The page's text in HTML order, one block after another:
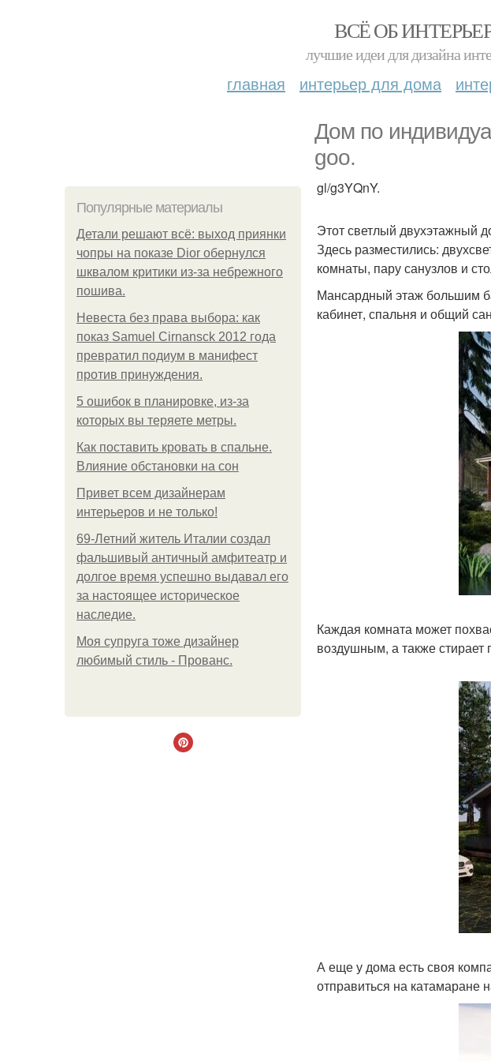
ВСЁ ОБ
лучшие идеи для дизайна
главная интерьер для дома
Дом по
goo.
Популярные материалы
Детали решают всё: выход приянки
чопры на показе Dior обернулся
шквалом критики из-за небрежного
пошива.
Невеста без права выбора: как
показ Samuel Cirnansck 2012 года
превратил подиум в манифест
против принуждения.
5 ошибок в планировке, из-за
которых вы теряете метры.
Как поставить кровать в спальне.
Влияние обстановки на сон
Привет всем дизайнерам
интерьеров и не только!
69-Летний житель Италии создал
фальшивый античный амфитеатр и
долгое время успешно выдавал его
за настоящее историческое
наследие.
Моя супруга тоже дизайнер
любимый стиль - Прованс.
gl/g3YQnY.
Этот светлый двухэтажный
Здесь разместились:
комнаты, пару санузлов и
Мансардный этаж большим
кабинет, спальня и общий
Каждая комната может
воздушным, а также
А еще у дома есть своя
отправиться на катамаране